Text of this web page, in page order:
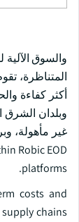
والسوق
المتناظرة،
أكثر كفاءة
وبلدان الشرق
Robic EOD
platforms.
costs and